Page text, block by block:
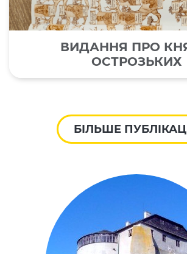
ВИДАННЯ ПРО
ОСТРОЗЬКИХ
БІЛЬШЕ